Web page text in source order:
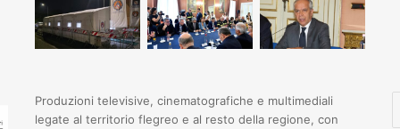
Produzioni televisive, cinematografiche e multimediali
legate al territorio flegreo e al resto della regione, con